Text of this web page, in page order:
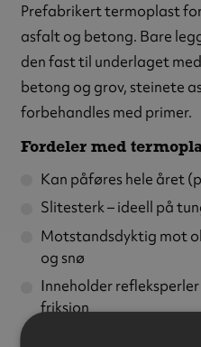
Prefabrikert termoplast
asfalt og betong. Bare
den fast til underlaget
betong og grov, steinete
forbehandles med primer.
Fordeler med
Kan påføres hele året
Slitesterk – ideell på
Motstandsdyktig mot
og snø
Inneholder
friksjon